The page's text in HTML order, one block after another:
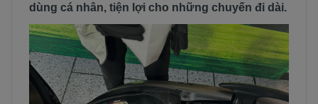
dùng cá nhân, tiện lợi cho những chuyến đi dài.